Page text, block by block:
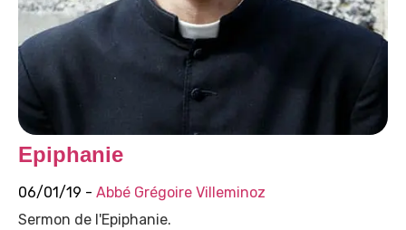
Epiphanie
06/01/19 - Abbé Grégoire Villeminoz
Sermon de l'Epiphanie.